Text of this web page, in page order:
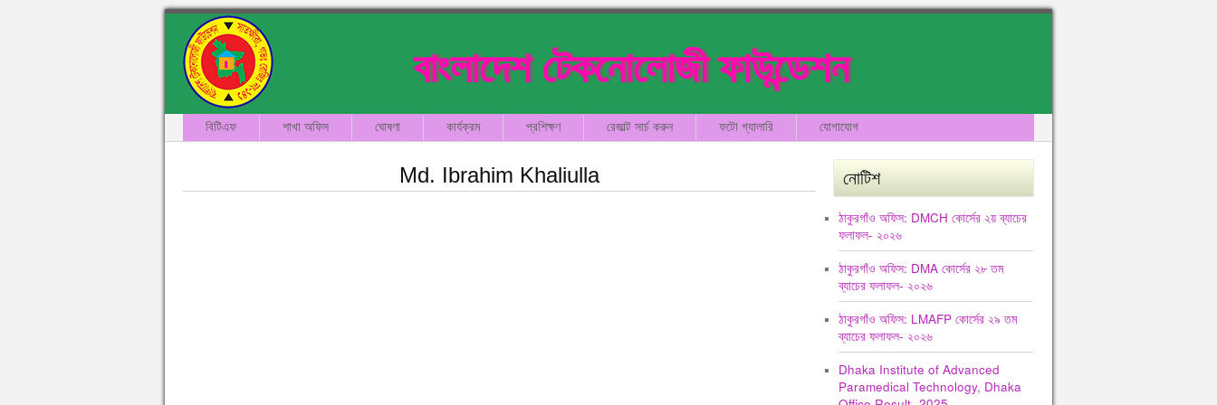
বাংলাদেশ টেকনোলোজী ফাউন্ডেশন
বিটিএফ শাখা অফিস ঘোষণা কার্যক্রম প্রশিক্ষণ রেজাল্ট সার্চ করুন ফটো গ্যালারি যোগাযোগ
Md. Ibrahim Khaliulla নোটিশ
ঠাকুরগাঁও অফিস: DMCH কোর্সের ২য় ব্যাচের
ফলাফল- ২০২৬
ঠাকুরগাঁও অফিস: DMA কোর্সের ২৮ তম
ব্যাচের ফলাফল- ২০২৬
ঠাকুরগাঁও অফিস: LMAFP কোর্সের ২৯ তম
ব্যাচের ফলাফল- ২০২৬
Dhaka Institute of Advanced
Paramedical Technology, Dhaka